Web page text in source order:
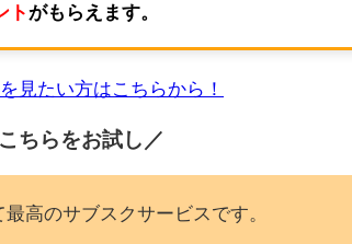
トがもらえます。
見たい方はこちらから！
ちらをお試し／
高のサブスクサービスです。